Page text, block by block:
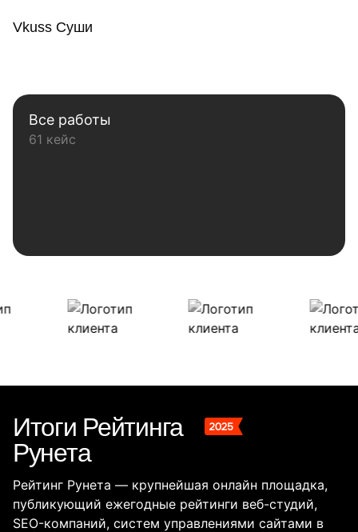
Vkuss Суши
Все работы
61 кейс
Наши клиенты
Итоги Рейтинга
Рунета
Рейтинг Рунета — крупнейшая онлайн площадка,
публикующий ежегодные рейтинги веб-студий,
SEO-компаний, систем управлениями сайтами в